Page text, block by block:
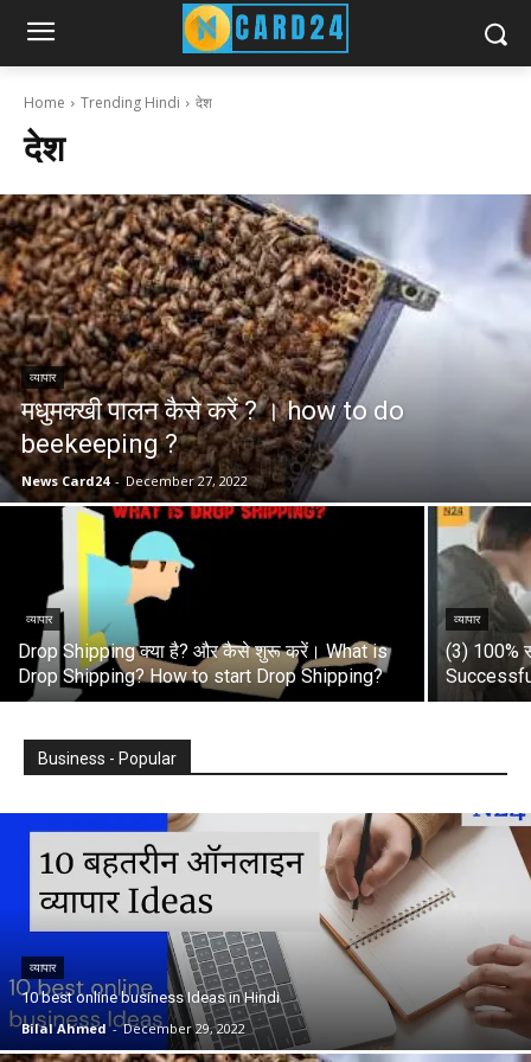
Home Trending Hindi देश
देश
व्यापार
मधुमक्खी पालन कैसे करें ? । how to do
beekeeping ?
News Card24 - December 27, 2022
व्यापार
Drop Shipping क्या है? और कैसे शुरू करें। What is
Drop Shipping? How to start Drop Shipping?
व्यापार
(3) 100%
Business - Popular
व्यापार
10 best online business Ideas in Hindi
Bilal Ahmed - December 29, 2022